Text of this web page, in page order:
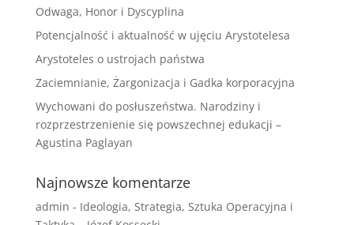
Odwaga, Honor i Dyscyplina
Potencjalność i aktualność w ujęciu Arystotelesa
Arystoteles o ustrojach państwa
Zaciemnianie, Żargonizacja i Gadka korporacyjna
Wychowani do posłuszeństwa. Narodziny i
rozprzestrzenienie się powszechnej edukacji –
Agustina Paglayan
Najnowsze komentarze
admin - Ideologia, Strategia, Sztuka Operacyjna i